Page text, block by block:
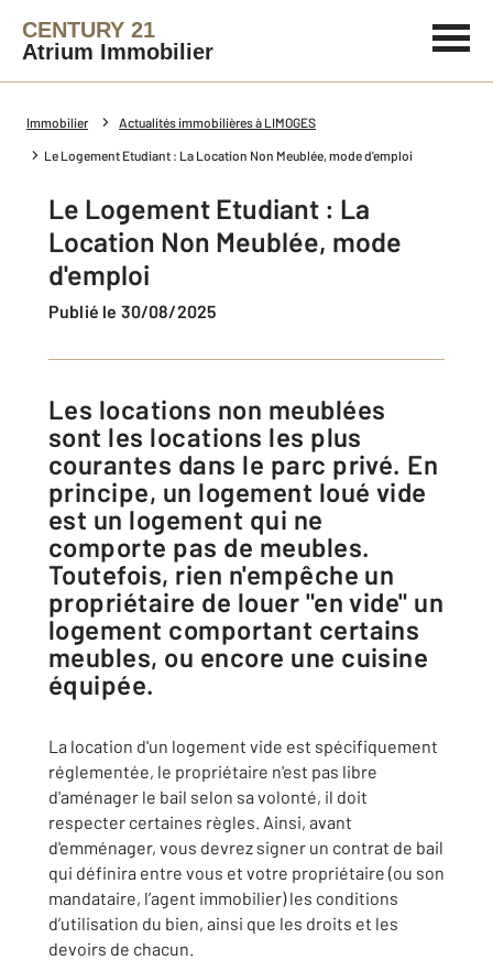
CENTURY 21
Atrium Immobilier
Immobilier Actualités immobilières à LIMOGES
Le Logement Etudiant : La Location Non Meublée, mode d'emploi
Le Logement Etudiant : La
Location Non Meublée, mode
d'emploi
Publié le 30/08/2025
Les locations non meublées
sont les locations les plus
courantes dans le parc privé. En
principe, un logement loué vide
est un logement qui ne
comporte pas de meubles.
Toutefois, rien n'empêche un
propriétaire de louer "en vide" un
logement comportant certains
meubles, ou encore une cuisine
équipée.
La location d'un logement vide est spécifiquement
réglementée, le propriétaire n'est pas libre
d'aménager le bail selon sa volonté, il doit
respecter certaines règles. Ainsi, avant
d'emménager, vous devrez signer un contrat de bail
qui définira entre vous et votre propriétaire (ou son
mandataire, l’agent immobilier) les conditions
d’utilisation du bien, ainsi que les droits et les
devoirs de chacun.